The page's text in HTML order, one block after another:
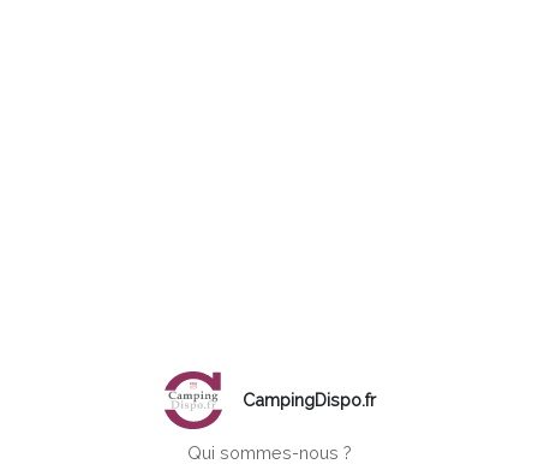
CampingDispo.fr
Qui sommes-nous ?